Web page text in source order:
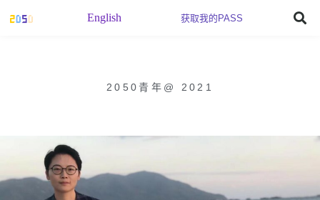
English 获取我的PASS
2050青年 @ 2021